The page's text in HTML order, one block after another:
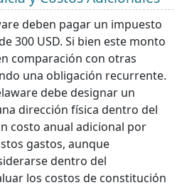
deben pagar un impuesto
300 USD. Si bien este monto
comparación con otras
una obligación recurrente.
debe designar un
dirección física dentro del
costo anual adicional por
gastos, aunque
dentro del
los costos de constitución